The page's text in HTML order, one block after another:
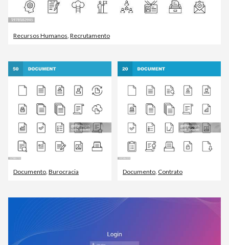
Recursos Humanos Recrutamento
Documento, Burocracia Documento, Contrato